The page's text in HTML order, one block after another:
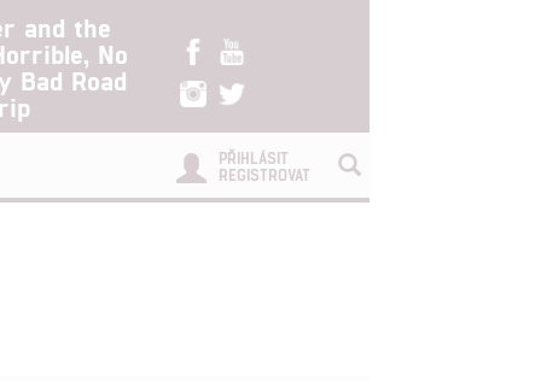
and the
No
Bad Road
PŘIHLÁSIT
REGISTROVAT